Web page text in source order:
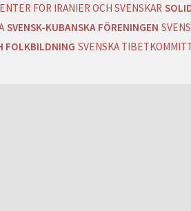
FÖR IRANIER OCH SVENSKAR
SVENSK-KUBANSKA FÖRENINGEN
FOLKBILDNING SVENSKA